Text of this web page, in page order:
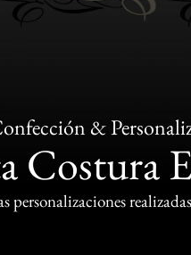
&
Costura
personalizaciones